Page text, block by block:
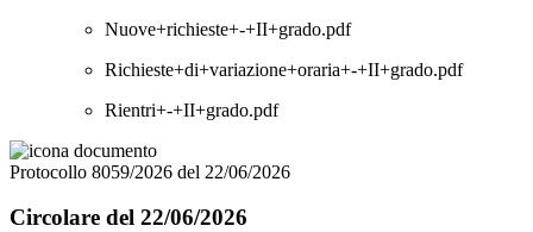
Nuove+richieste+-+II+grado.pdf
Richieste+di+variazione+oraria+-+II+grado.pdf
Rientri+-+II+grado.pdf
Protocollo 8059/2026 del 22/06/2026
Circolare del 22/06/2026